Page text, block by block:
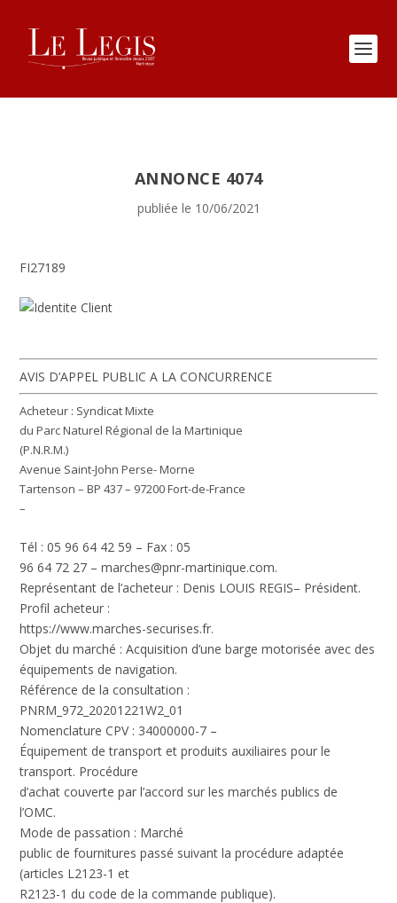
ANNONCE 4074
publiée le 10/06/2021
FI27189
AVIS D’APPEL PUBLIC A LA CONCURRENCE
Acheteur : Syndicat Mixte
du Parc Naturel Régional de la Martinique
(P.N.R.M.)
Avenue Saint-John Perse- Morne
Tartenson – BP 437 – 97200 Fort-de-France
–
Tél : 05 96 64 42 59 – Fax : 05
96 64 72 27 –marches@pnr-martinique.com.
Représentant de l’acheteur : Denis LOUIS REGIS– Président.
Profil acheteur :
https://www.marches-securises.fr.
Objet du marché : Acquisition d’une barge motorisée avec des
équipements de navigation.
Référence de la consultation :
PNRM_972_20201221W2_01
Nomenclature CPV : 34000000-7 –
Équipement de transport et produits auxiliaires pour le
transport. Procédure
d’achat couverte par l’accord sur les marchés publics de
l’OMC.
Mode de passation : Marché
public de fournitures passé suivant la procédure adaptée
(articles L2123-1 et
R2123-1 du code de la commande publique).